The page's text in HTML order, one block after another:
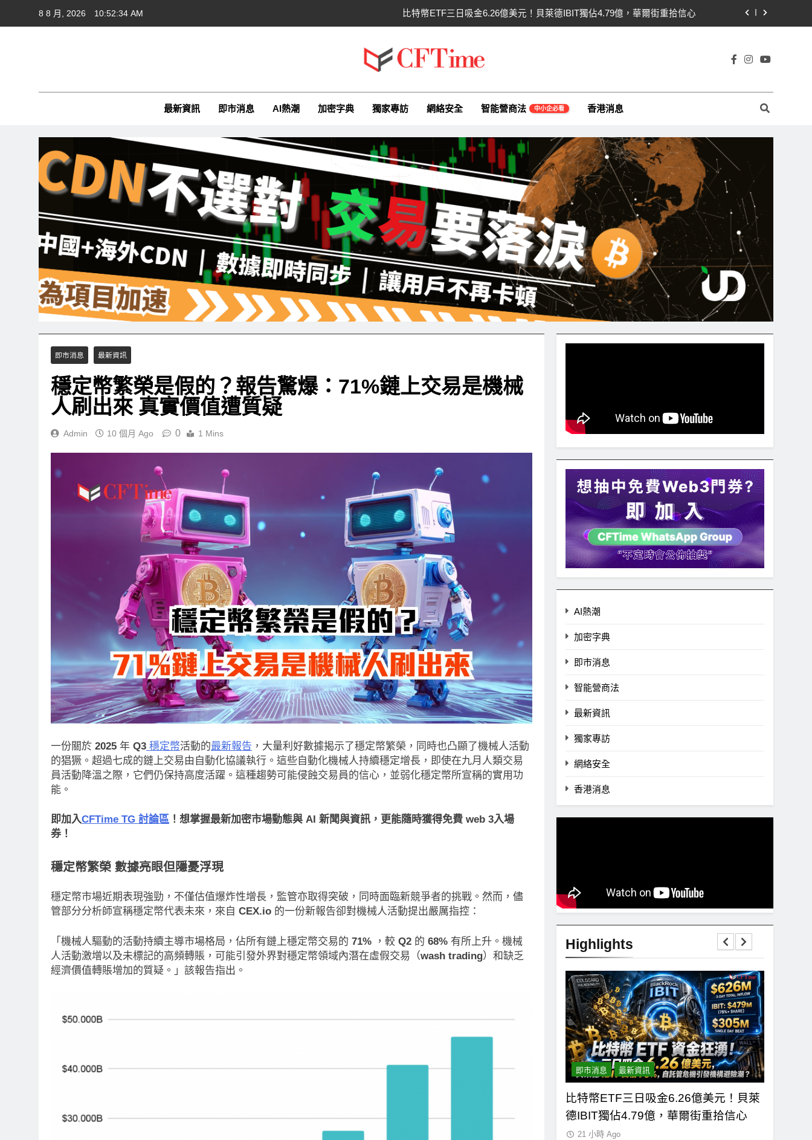
8 8 月, 2026 10:52:35 AM 比特幣ETF三日吸金6.26億美元！貝萊德IBIT獨佔4.79億，華爾街重拾信心
以太幣區間壓縮！100日均線1,920成關鍵 期貨槓桿比率逼近0.65
比特幣收復64000美元！拋售三日即反轉！短期持有者從恐慌賣出轉為淨買入
CLARITY法案最後闖關！開發者免責與總統道德條款成兩大障礙
Cftime.io
CFTime與你一同探索有關AI（ChatGPT）、區塊鏈、NFT、加密貨幣、元宇宙及金融科技FinTech等資訊。
最新資訊
即市消息 AI熱潮 加密字典 獨家專訪 網絡安全 智能營商法 中小企必看 香港消息
即市消息 最新資訊
穩定幣繁榮是假的？報告驚爆：71%鏈上交易是機械
人刷出來 真實價值遭質疑
Admin 10 個月 Ago 0 1 Mins
一份關於 2025 年 Q3 穩定幣活動的最新報告 ，大量利好數據揭示了穩定幣繁榮，同時也凸顯了機械人活動
的猖獗。超過七成的鏈上交易由自動化協議執行。這些自動化機械人持續穩定增長，即使在九月人類交易
員活動降溫之際，它們仍保持高度活躍。這種趨勢可能侵蝕交易員的信心，並弱化穩定幣所宣稱的實用功
能。
即加入CFTime TG 討論區 ！想掌握最新加密市場動態與 AI 新聞與資訊，更能隨時獲得免費 web 3入場
券！
穩定幣繁榮 數據亮眼但隱憂浮現
穩定幣市場近期表現強勁，不僅估值爆炸性增長，監管亦取得突破，同時面臨新競爭者的挑戰。然而，儘
管部分分析師宣稱穩定幣代表未來，來自 CEX.io 的一份新報告卻對機械人活動提出嚴厲指控：
「機械人驅動的活動持續主導市場格局，佔所有鏈上穩定幣交易的 71% ，較 Q2 的 68% 有所上升。機械
人活動激增以及未標記的高頻轉賬，可能引發外界對穩定幣領域內潛在虛假交易（wash trading）和缺乏
經濟價值轉賬增加的質疑。」該報告指出。
AI熱潮
加密字典
即市消息
智能營商法
最新資訊
獨家專訪
網絡安全
香港消息
Highlights
德條款成兩大障礙
即市消息 最新資訊
鍵 期貨槓桿比率逼近0.65
即市消息 最新資訊
轉！短期持有者從恐慌賣出轉為淨買入
即市消息 最新資訊
比特幣ETF三日吸金6.26億美元！貝萊
德IBIT獨佔4.79億，華爾街重拾信心
21 小時 Ago